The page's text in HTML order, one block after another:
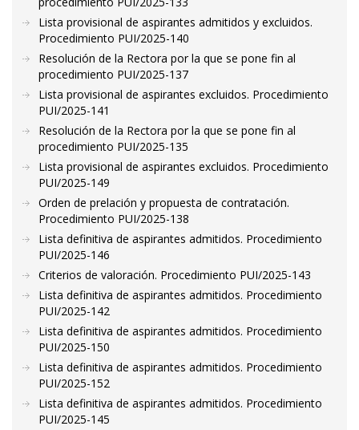
Lista provisional de aspirantes admitidos y excluidos.
Procedimiento PUI/2025-140
Resolución de la Rectora por la que se pone fin al
procedimiento PUI/2025-137
Lista provisional de aspirantes excluidos. Procedimiento
PUI/2025-141
Resolución de la Rectora por la que se pone fin al
procedimiento PUI/2025-135
Lista provisional de aspirantes excluidos. Procedimiento
PUI/2025-149
Orden de prelación y propuesta de contratación.
Procedimiento PUI/2025-138
Lista definitiva de aspirantes admitidos. Procedimiento
PUI/2025-146
Criterios de valoración. Procedimiento PUI/2025-143
Lista definitiva de aspirantes admitidos. Procedimiento
PUI/2025-142
Lista definitiva de aspirantes admitidos. Procedimiento
PUI/2025-150
Lista definitiva de aspirantes admitidos. Procedimiento
PUI/2025-152
Lista definitiva de aspirantes admitidos. Procedimiento
PUI/2025-145